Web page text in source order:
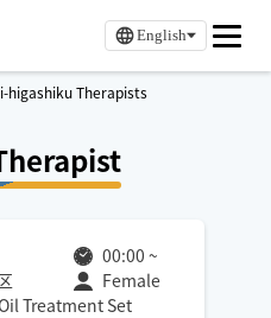
English
higashiku Therapists
00:00 ~
Female
Treatment Set